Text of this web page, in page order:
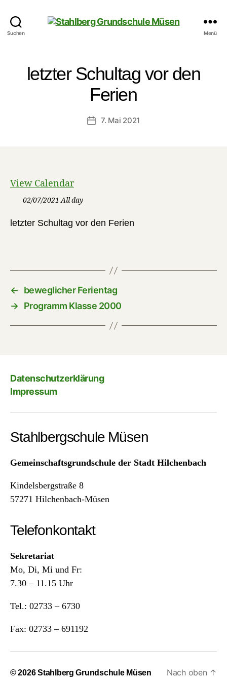
Suchen Menü
letzter Schultag vor den
Ferien
Veröffentlichungsdatum
7. Mai 2021
View Calendar
02/07/2021 All day
letzter Schultag vor den Ferien
←
beweglicher Ferientag
→ Programm Klasse 2000
Datenschutzerklärung
Impressum
Stahlbergschule Müsen
Gemeinschaftsgrundschule der Stadt Hilchenbach
Kindelsbergstraße 8
57271 Hilchenbach-Müsen
Telefonkontakt
Sekretariat
Mo, Di, Mi und Fr:
7.30 – 11.15 Uhr
Tel.: 02733 – 6730
Fax: 02733 – 691192
© 2026Stahlberg Grundschule Müsen Nach oben ↑